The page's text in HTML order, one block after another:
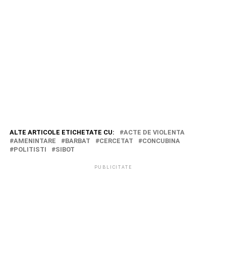
ALTE ARTICOLE ETICHETATE CU:
ACTE DE VIOLENTA
AMENINTARE
BARBAT CERCETAT
CONCUBINA
POLITISTI
SIBOT
PUBLICITATE